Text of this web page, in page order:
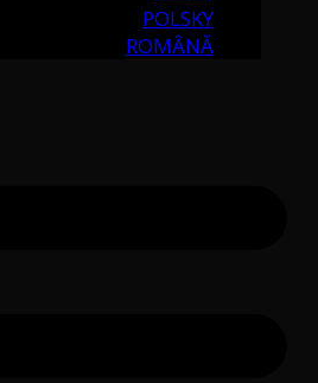
POLSKY
ROMÂNĂ